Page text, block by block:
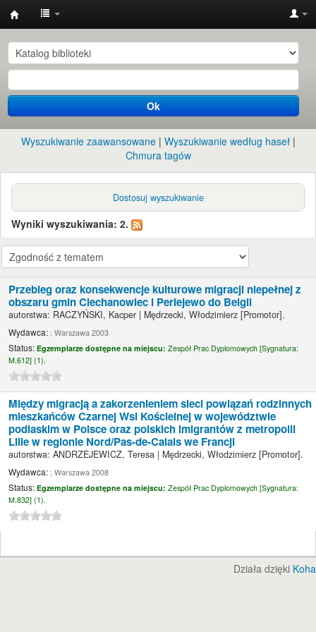
Instytut
Etnologii
i
Antropologii
Kulturowej
UW
Ok
Wyszukiwanie zaawansowane
Wyszukiwanie według haseł
Chmura tagów
Dostosuj wyszukiwanie
Wyniki wyszukiwania: 2.
Przebieg oraz konsekwencje kulturowe migracji niepełnej z
obszaru gmin Ciechanowiec i Perlejewo do Belgii
autorstwa: RACZYŃSKI, Kacper | Mędrzecki, Włodzimierz [Promotor].
Wydawca: ; Warszawa 2003
Status:Egzemplarze dostępne na miejscu:Zespół Prac Dyplomowych [Sygnatura:
M.612] (1).
Między migracją a zakorzenieniem sieci powiązań rodzinnych
mieszkańców Czarnej Wsi Kościelnej w województwie
podlaskim w Polsce oraz polskich imigrantów z metropolii
Lille w regionie Nord/Pas-de-Calais we Francji
autorstwa:ANDRZEJEWICZ, Teresa | Mędrzecki, Włodzimierz [Promotor].
Wydawca: ; Warszawa 2008
Status:Egzemplarze dostępne na miejscu:Zespół Prac Dyplomowych [Sygnatura:
M.832] (1).
Działa dzięki Koha